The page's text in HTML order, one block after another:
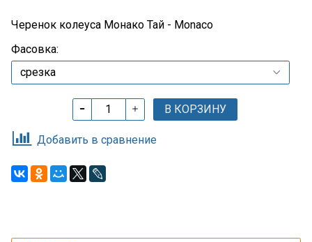
Черенок колеуса Монако Тай - Monaco
Фасовка:
В КОРЗИНУ
Добавить в сравнение